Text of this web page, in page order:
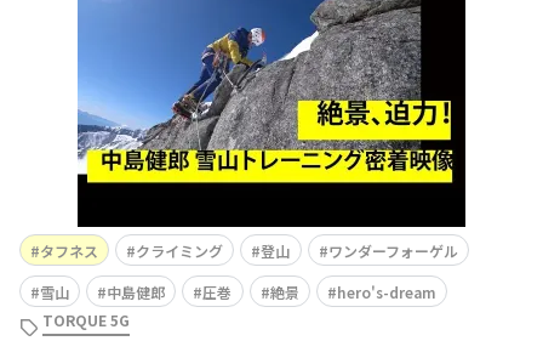
像。 ＞前回記事はこちら 2021.04.21 公開記事
タフネス クライミング 登山
ワンダーフォーゲル
雪山
中島健郎 圧巻 絶景
hero's-dream
TORQUE 5G